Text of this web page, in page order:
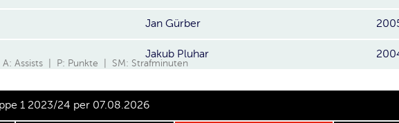
Jan Gürber
Jakub Pluhar
Assists | P: Punkte | SM: Strafminuten
1 2023/24 per 07.08.2026